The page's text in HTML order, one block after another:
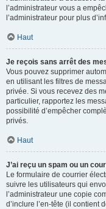
l’administrateur vous a
l’administrateur pour plus
Haut
Je reçois sans arrêt des
Vous pouvez supprimer
en utilisant les filtres de
privée. Si vous recevez des
particulier, rapportez les
possibilité d’empêcher
privés.
Haut
J’ai reçu un spam ou un
Le formulaire de courrier
suivre les utilisateurs qui
l’administrateur une copie
d’inclure l’en-tête (il contient